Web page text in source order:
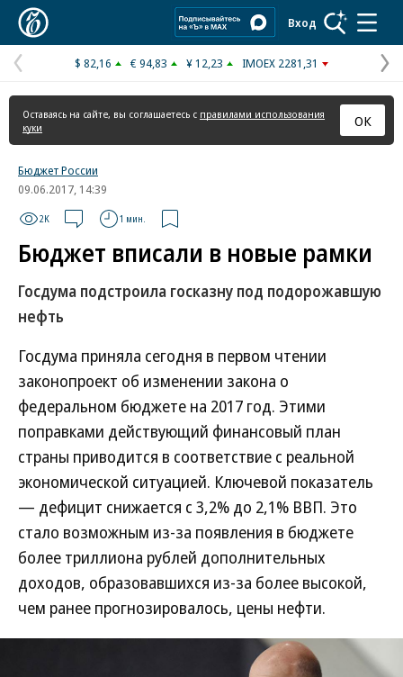
Вход
Предыдущая
страница
$ 82,16 € 94,83 ¥ 12,23 IMOEX 2281,31
Оставаясь на сайте, вы соглашаетесь с правилами использования
куки
ОК
Бюджет России
09.06.2017, 14:39
2K 1 мин.
Бюджет вписали в новые рамки
Госдума подстроила госказну под подорожавшую
нефть
Госдума приняла сегодня в первом чтении
законопроект об изменении закона о
федеральном бюджете на 2017 год. Этими
поправками действующий финансовый план
страны приводится в соответствие с реальной
экономической ситуацией. Ключевой показатель
— дефицит снижается с 3,2% до 2,1% ВВП. Это
стало возможным из-за появления в бюджете
более триллиона рублей дополнительных
доходов, образовавшихся из-за более высокой,
чем ранее прогнозировалось, цены нефти.